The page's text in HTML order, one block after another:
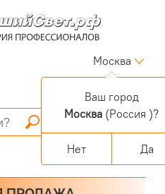
Москва
Войти
Регистрация
Корзина
0 позиций
Персональный раздел
Ваш город
Москва (Россия )?
Нет Да